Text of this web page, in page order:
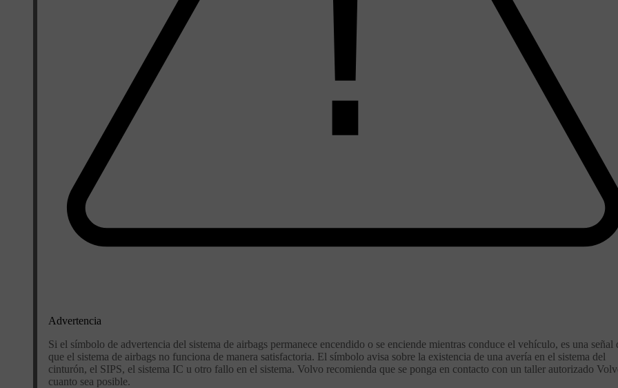
Advertencia
Si el símbolo de advertencia del sistema de airbags permanece encendido o se enciende mientras conduce el vehículo, es una señal
que el sistema de airbags no funciona de manera satisfactoria. El símbolo avisa sobre la existencia de una avería en el sistema del
cinturón, el SIPS, el sistema IC u otro fallo en el sistema. Volvo recomienda que se ponga en contacto con un taller autorizado
cuanto sea posible.